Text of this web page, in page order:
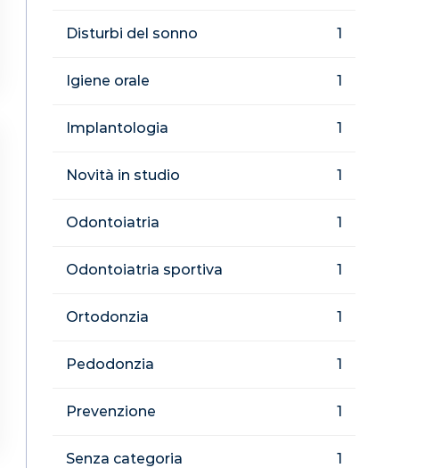
Disturbi del sonno 1
Igiene orale 1
Implantologia 1
Novità in studio 1
Odontoiatria 1
Odontoiatria sportiva 1
Ortodonzia 1
Pedodonzia 1
Prevenzione 1
Senza categoria 1